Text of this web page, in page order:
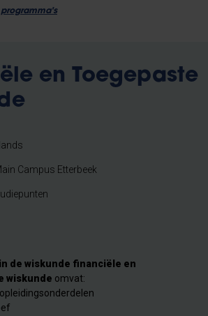
en Toegepaste
Campus Etterbeek
de wiskunde financiële en
wiskunde omvat: